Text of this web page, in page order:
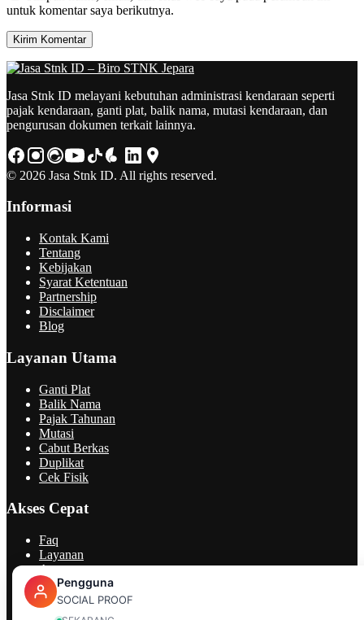
untuk komentar saya berikutnya.
Jasa Stnk ID melayani kebutuhan administrasi kendaraan seperti
pajak kendaraan, ganti plat, balik nama, mutasi kendaraan, dan
pengurusan dokumen terkait lainnya.
© 2026 Jasa Stnk ID. All rights reserved.
Informasi
Kontak Kami
Tentang
Kebijakan
Syarat Ketentuan
Partnership
Disclaimer
Blog
Layanan Utama
Ganti Plat
Balik Nama
Pajak Tahunan
Mutasi
Cabut Berkas
Duplikat
Cek Fisik
Akses Cepat
Faq
Layanan
Area
Ulasan
Portofolio
Artikel
Pengguna
SOCIAL PROOF